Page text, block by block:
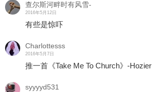
查尔斯河畔时有风雪-
2016年5月12日
有些是惊吓
Charlottesss
2016年5月7日
推一首《Take Me To Church》-Hozier
syyyyd531